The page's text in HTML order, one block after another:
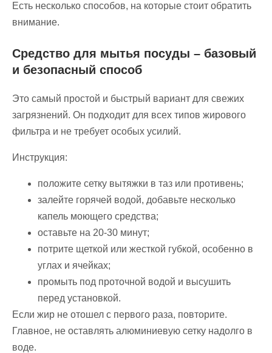
Есть несколько способов, на которые стоит обратить
внимание.
Средство для мытья посуды – базовый
и безопасный способ
Это самый простой и быстрый вариант для свежих
загрязнений. Он подходит для всех типов жирового
фильтра и не требует особых усилий.
Инструкция:
положите сетку вытяжки в таз или противень;
залейте горячей водой, добавьте несколько
капель моющего средства;
оставьте на 20-30 минут;
потрите щеткой или жесткой губкой, особенно в
углах и ячейках;
промыть под проточной водой и высушить
перед установкой.
Если жир не отошел с первого раза, повторите.
Главное, не оставлять алюминиевую сетку надолго в
воде.